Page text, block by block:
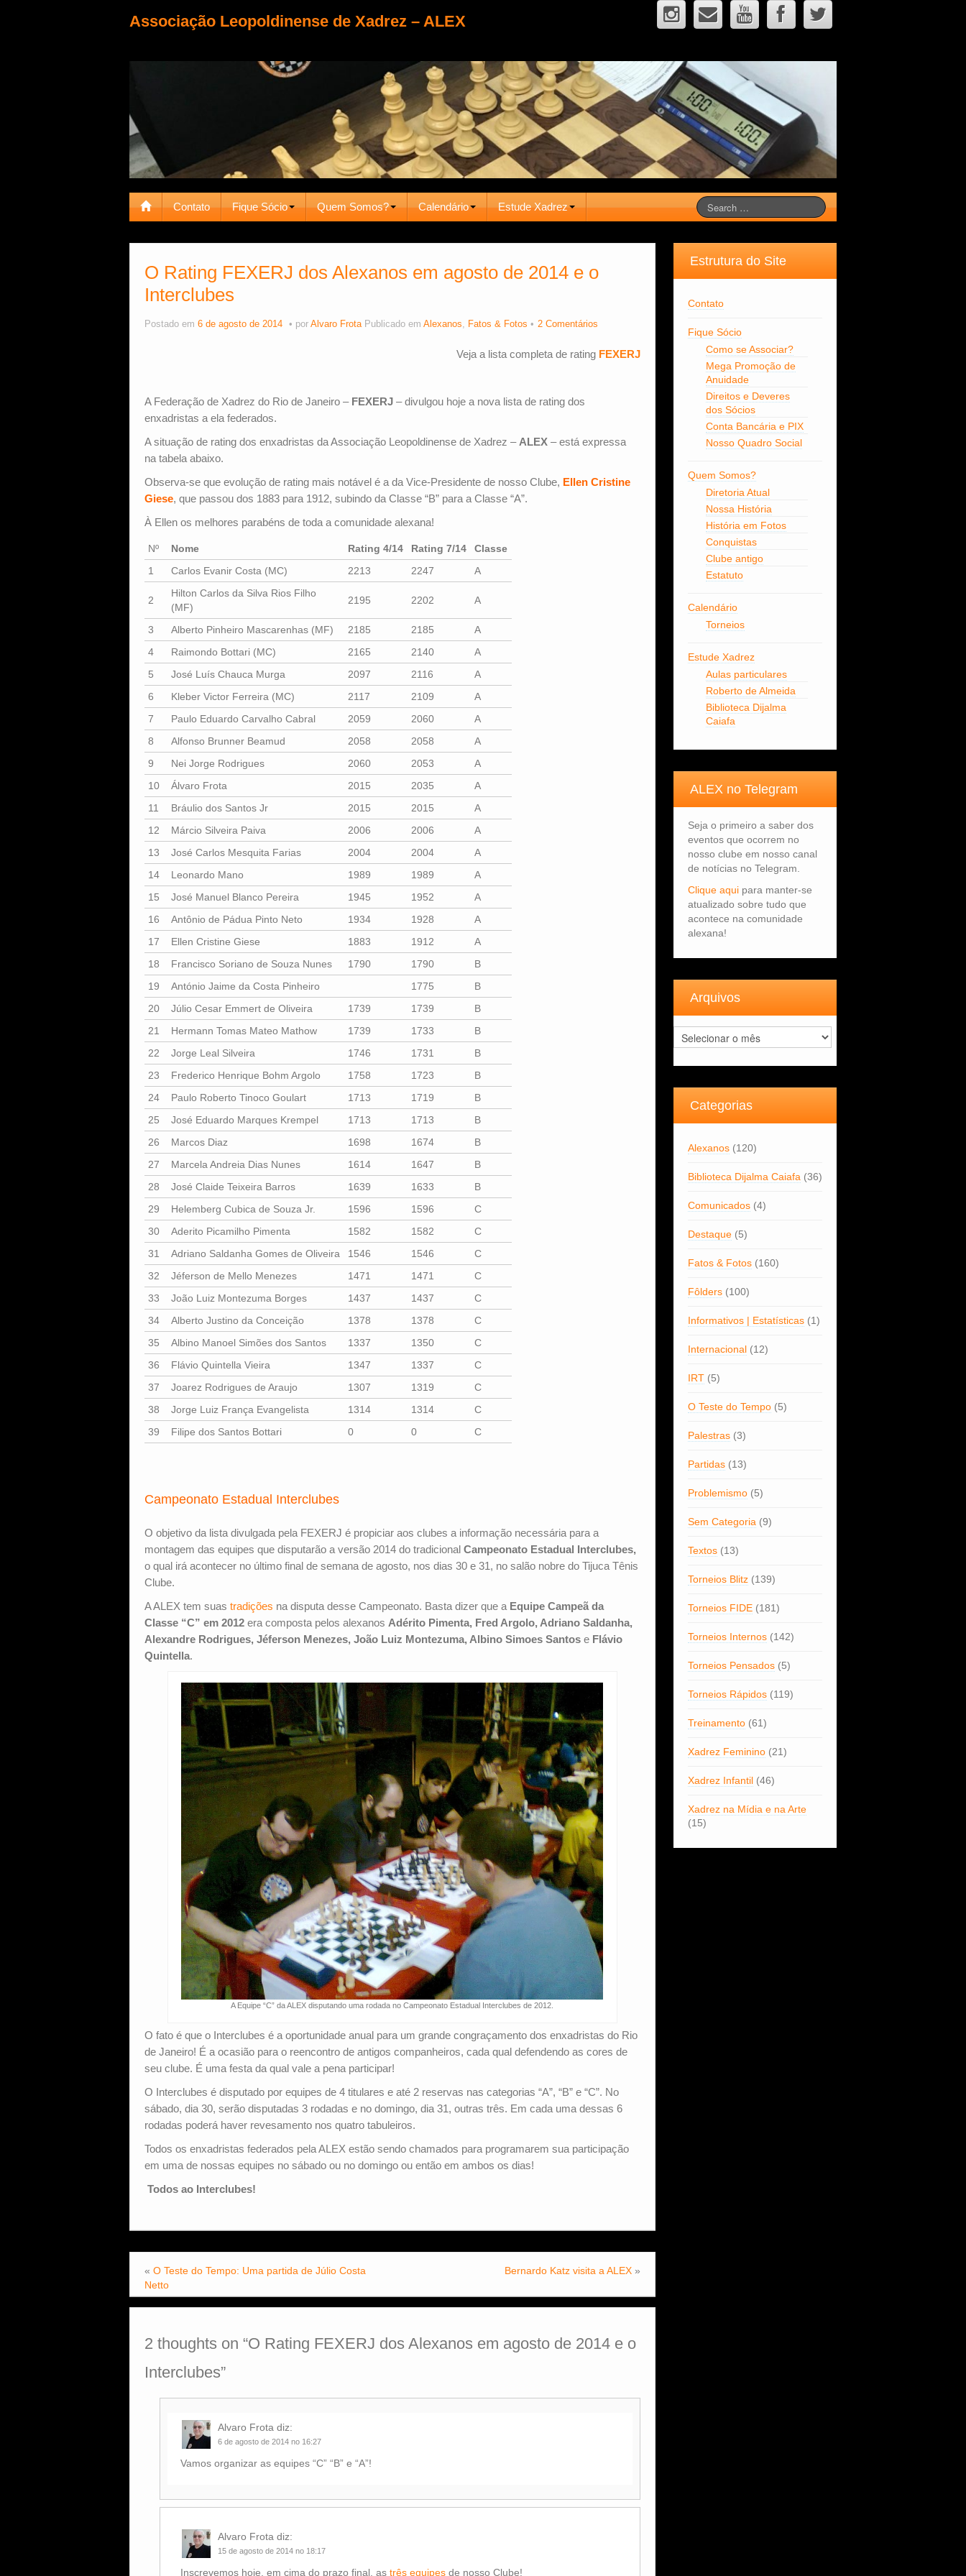
Associação Leopoldinense de Xadrez – ALEX
Contato Fique Sócio Quem Somos? Calendário Estude Xadrez
O Rating FEXERJ dos Alexanos em agosto de 2014 e o
Interclubes
Postado em 6 de agosto de 2014 por Alvaro Frota Publicado em Alexanos, Fatos & Fotos 2 Comentários
Veja a lista completa de rating FEXERJ
A Federação de Xadrez do Rio de Janeiro – FEXERJ – divulgou hoje a nova lista de rating dos
enxadristas a ela federados.
A situação de rating dos enxadristas da Associação Leopoldinense de Xadrez – ALEX – está expressa
na tabela abaixo.
Observa-se que evolução de rating mais notável é a da Vice-Presidente de nosso Clube, Ellen Cristine
Giese, que passou dos 1883 para 1912, subindo da Classe “B” para a Classe “A”.
À Ellen os melhores parabéns de toda a comunidade alexana!
Nº Nome Rating 4/14 Rating 7/14
Classe
1
Carlos Evanir Costa (MC) 2213 2247 A
2
Hilton Carlos da Silva Rios Filho
(MF)
2195 2202 A
3 Alberto Pinheiro Mascarenhas (MF) 2185 2185
A
4
Raimondo Bottari (MC) 2165 2140
A
5
José Luís Chauca Murga 2097 2116
A
6
Kleber Victor Ferreira (MC) 2117 2109
A
7
Paulo Eduardo Carvalho Cabral 2059 2060
A
8
Alfonso Brunner Beamud 2058 2058
A
9
Nei Jorge Rodrigues 2060 2053
A
10
Álvaro Frota 2015 2035
A
11
Bráulio dos Santos Jr 2015 2015
A
12
Márcio Silveira Paiva 2006 2006
A
13
José Carlos Mesquita Farias 2004 2004
A
14
Leonardo Mano 1989 1989
A
15
José Manuel Blanco Pereira 1945 1952
A
16
Antônio de Pádua Pinto Neto 1934 1928
A
17
Ellen Cristine Giese 1883 1912
A
18
Francisco Soriano de Souza Nunes 1790 1790
B
19
António Jaime da Costa Pinheiro 1775
B
20
Júlio Cesar Emmert de Oliveira 1739 1739
B
21
Hermann Tomas Mateo Mathow 1739 1733
B
22
Jorge Leal Silveira 1746 1731
B
23
Frederico Henrique Bohm Argolo 1758 1723
B
24
Paulo Roberto Tinoco Goulart 1713 1719
B
25
José Eduardo Marques Krempel 1713 1713
B
26
Marcos Diaz 1698 1674
B
27
Marcela Andreia Dias Nunes 1614 1647
B
28
José Claide Teixeira Barros 1639 1633
B
29
Helemberg Cubica de Souza Jr. 1596 1596
C
30
Aderito Picamilho Pimenta 1582 1582
C
31
Adriano Saldanha Gomes de Oliveira 1546 1546
C
32
Jéferson de Mello Menezes 1471 1471
C
33
João Luiz Montezuma Borges 1437 1437
C
34
Alberto Justino da Conceição 1378 1378
C
35
Albino Manoel Simões dos Santos 1337 1350
C
36
Flávio Quintella Vieira 1347 1337
C
37
Joarez Rodrigues de Araujo 1307 1319
C
38
Jorge Luiz França Evangelista 1314 1314
C
39
Filipe dos Santos Bottari 0 0 C
Campeonato Estadual Interclubes
O objetivo da lista divulgada pela FEXERJ é propiciar aos clubes a informação necessária para a
montagem das equipes que disputarão a versão 2014 do tradicional Campeonato Estadual Interclubes,
o qual irá acontecer no último final de semana de agosto, nos dias 30 e 31, no salão nobre do Tijuca Tênis
Clube.
A ALEX tem suas tradições na disputa desse Campeonato. Basta dizer que a Equipe Campeã da
Classe “C” em 2012 era composta pelos alexanos Adérito Pimenta, Fred Argolo, Adriano Saldanha,
Alexandre Rodrigues, Jéferson Menezes, João Luiz Montezuma, Albino Simoes Santos e Flávio
Quintella.
A Equipe “C” da ALEX disputando uma rodada no Campeonato Estadual Interclubes de 2012.
O fato é que o Interclubes é a oportunidade anual para um grande congraçamento dos enxadristas do Rio
de Janeiro! É a ocasião para o reencontro de antigos companheiros, cada qual defendendo as cores de
seu clube. É uma festa da qual vale a pena participar!
O Interclubes é disputado por equipes de 4 titulares e até 2 reservas nas categorias “A”, “B” e “C”. No
sábado, dia 30, serão disputadas 3 rodadas e no domingo, dia 31, outras três. Em cada uma dessas 6
rodadas poderá haver revesamento nos quatro tabuleiros.
Todos os enxadristas federados pela ALEX estão sendo chamados para programarem sua participação
em uma de nossas equipes no sábado ou no domingo ou então em ambos os dias!
Todos ao Interclubes!
« O Teste do Tempo: Uma partida de Júlio Costa
Netto
Bernardo Katz visita a ALEX»
2 thoughts on “O Rating FEXERJ dos Alexanos em agosto de 2014 e o
Interclubes”
Alvaro Frota diz:
6 de agosto de 2014 no 16:27
Vamos organizar as equipes “C” “B” e “A”!
Alvaro Frota diz:
15 de agosto de 2014 no 18:17
Inscrevemos hoje, em cima do prazo final, as três equipes de nosso Clube!
Estrutura do Site
Contato
Fique Sócio
Como se Associar?
Mega Promoção de
Anuidade
Direitos e Deveres
dos Sócios
Conta Bancária e PIX
Nosso Quadro Social
Quem Somos?
Diretoria Atual
Nossa História
História em Fotos
Conquistas
Clube antigo
Estatuto
Calendário
Torneios
Estude Xadrez
Aulas particulares
Roberto de Almeida
Biblioteca Dijalma
Caiafa
ALEX no Telegram
Seja o primeiro a saber dos
eventos que ocorrem no
nosso clube em nosso canal
de notícias no Telegram.
Clique aquipara manter-se
atualizado sobre tudo que
acontece na comunidade
alexana!
Arquivos
Arquivos
Categorias
Alexanos(120)
Biblioteca Dijalma Caiafa(36)
Comunicados(4)
Destaque(5)
Fatos & Fotos(160)
Fôlders(100)
Informativos | Estatísticas(1)
Internacional(12)
IRT(5)
O Teste do Tempo(5)
Palestras(3)
Partidas(13)
Problemismo(5)
Sem Categoria(9)
Textos(13)
Torneios Blitz(139)
Torneios FIDE(181)
Torneios Internos(142)
Torneios Pensados(5)
Torneios Rápidos(119)
Treinamento(61)
Xadrez Feminino(21)
Xadrez Infantil(46)
Xadrez na Mídia e na Arte
(15)